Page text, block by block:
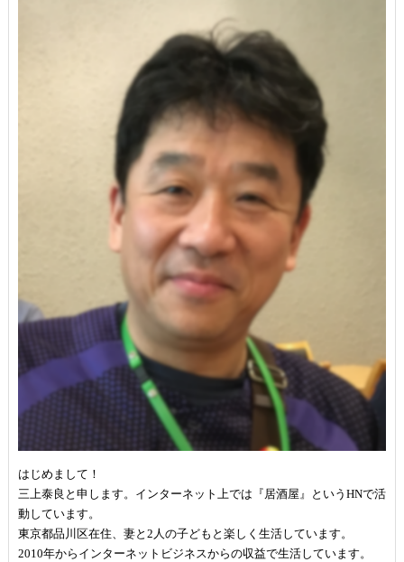
はじめまして！
三上泰良と申します。インターネット上では『居酒屋』というHNで活
動しています。
東京都品川区在住、妻と2人の子どもと楽しく生活しています。
2010年からインターネットビジネスからの収益で生活しています。